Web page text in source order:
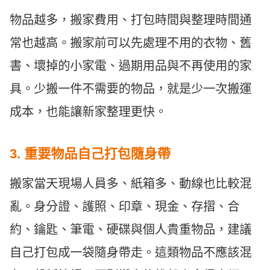
物品越多，搬家費用、打包時間與整理時間通
常也越高。搬家前可以先處理不用的衣物、舊
書、壞掉的小家電、過期用品與不再使用的家
具。少搬一件不需要的物品，就是少一次搬運
成本，也能讓新家整理更快。
3. 重要物品自己打包隨身帶
搬家當天現場人員多、紙箱多、動線也比較混
亂。身分證、護照、印章、現金、存摺、合
約、鑰匙、筆電、硬碟與個人貴重物品，建議
自己打包成一袋隨身帶走。這類物品不應該混